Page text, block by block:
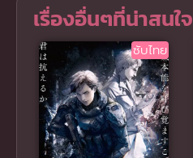
เรื่องอื่นๆที่น่าสนใจ
ซับไทย